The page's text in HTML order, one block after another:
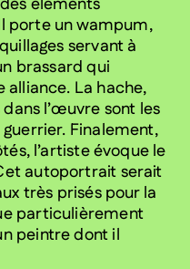
porte un wampum,
servant à
brassard qui
alliance. La hache,
l’œuvre sont les
Finalement,
l’artiste évoque le
autoportrait serait
très prisés pour la
particulièrement
peintre dont il